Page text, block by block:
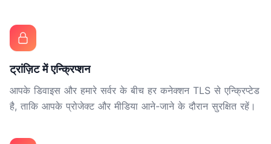
ट्रांज़िट में एन्क्रिप्शन
आपके डिवाइस और हमारे सर्वर के बीच हर कनेक्शन TLS से एन्क्रिप्टेड
है, ताकि आपके प्रोजेक्ट और मीडिया आने-जाने के दौरान सुरक्षित रहें।